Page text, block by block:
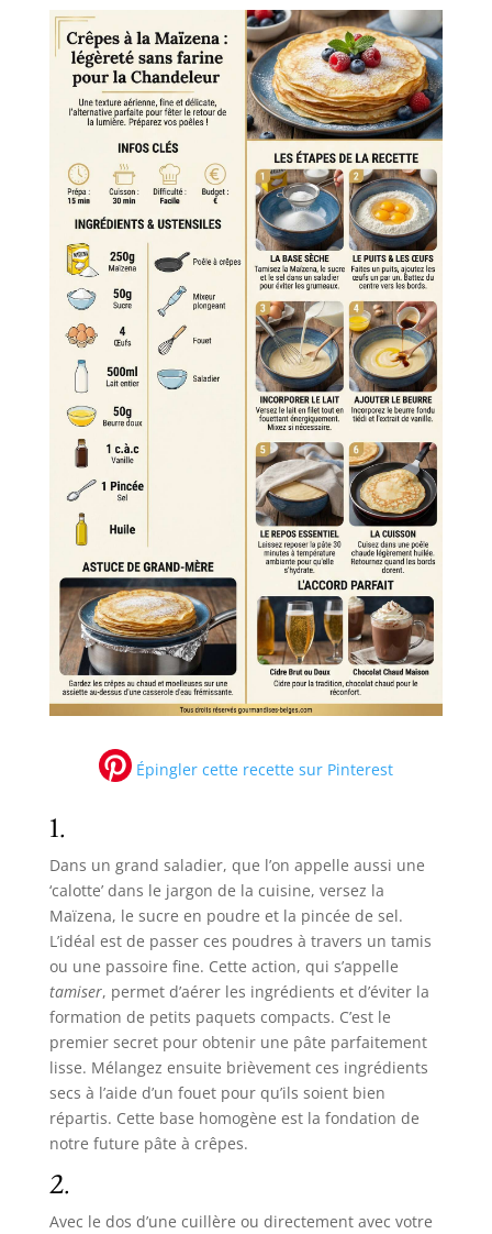
Épingler cette recette sur Pinterest
1.
Dans un grand saladier, que l’on appelle aussi une
‘calotte’ dans le jargon de la cuisine, versez la
Maïzena, le sucre en poudre et la pincée de sel.
L’idéal est de passer ces poudres à travers un tamis
ou une passoire fine. Cette action, qui s’appelle
tamiser, permet d’aérer les ingrédients et d’éviter la
formation de petits paquets compacts. C’est le
premier secret pour obtenir une pâte parfaitement
lisse. Mélangez ensuite brièvement ces ingrédients
secs à l’aide d’un fouet pour qu’ils soient bien
répartis. Cette base homogène est la fondation de
notre future pâte à crêpes.
2.
Avec le dos d’une cuillère ou directement avec votre